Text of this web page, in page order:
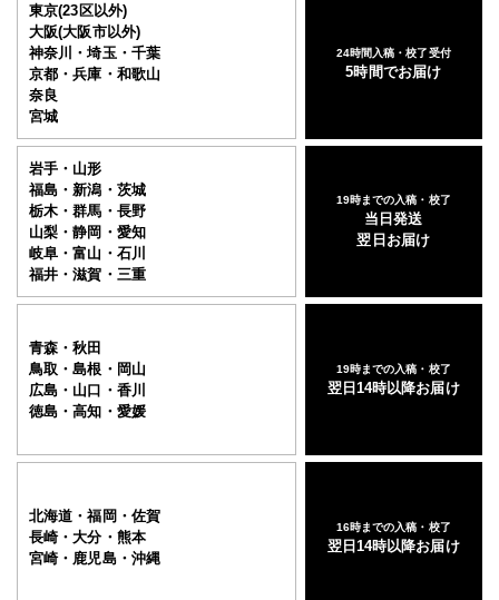
東京(23区以外)
大阪(大阪市以外)
神奈川・埼玉・千葉
京都・兵庫・和歌山
奈良
宮城
24時間入稿・校了受付
5時間でお届け
岩手・山形
福島・新潟・茨城
栃木・群馬・長野
山梨・静岡・愛知
岐阜・富山・石川
福井・滋賀・三重
19時までの入稿・校了
当日発送
翌日お届け
青森・秋田
鳥取・島根・岡山
広島・山口・香川
徳島・高知・愛媛
19時までの入稿・校了
翌日14時以降お届け
北海道・福岡・佐賀
長崎・大分・熊本
宮崎・鹿児島・沖縄
16時までの入稿・校了
翌日14時以降お届け